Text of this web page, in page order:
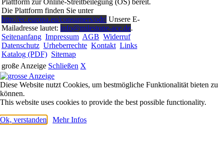
Plattform zur Online-Streitbeilegung (OS) bereit.
Die Plattform finden Sie unter
http://ec.europa.eu/consumers/odr/Unsere E-
Mailadresse lautet: info@milestone-ace.de.
Seitenanfang Impressum AGB Widerruf
Datenschutz Urheberrechte Kontakt Links
Katalog (PDF) Sitemap
große Anzeige Schließen X
Diese Website nutzt Cookies, um bestmögliche Funktionalität bieten zu
können.
This website uses cookies to provide the best possible functionality.
Ok, verstanden Mehr Infos